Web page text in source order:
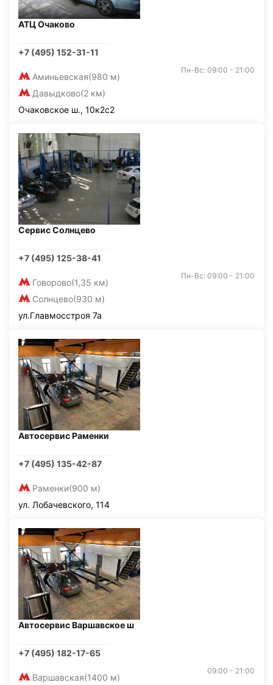
АТЦ Очаково
+7 (495) 152-31-11
Аминьевская(980 м)
Давыдково(2 км)
Пн-Вс: 09:00 - 21:00
Очаковское ш., 10к2с2
Сервис Солнцево
+7 (495) 125-38-41
Говорово(1,35 км)
Солнцево(930 м)
Пн-Вс: 09:00 - 21:00
ул.Главмосстроя 7а
Автосервис Раменки
+7 (495) 135-42-87
Раменки(900 м)
ул. Лобачевского, 114
Автосервис Варшавское ш
+7 (495) 182-17-65
Варшавская(1400 м)
09:00 - 21:00